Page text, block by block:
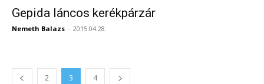
Gepida láncos kerékpárzár
Nemeth Balazs - 2015.04.28.
2 3 4